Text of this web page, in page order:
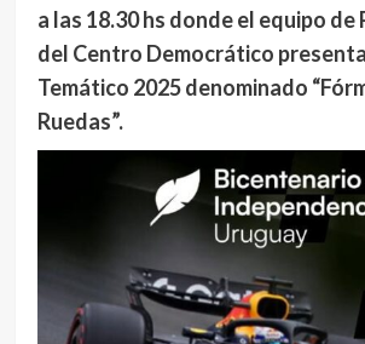
a las 18.30 hs donde el equipo
del Centro Democrático
Temático 2025 denominado
Ruedas”.